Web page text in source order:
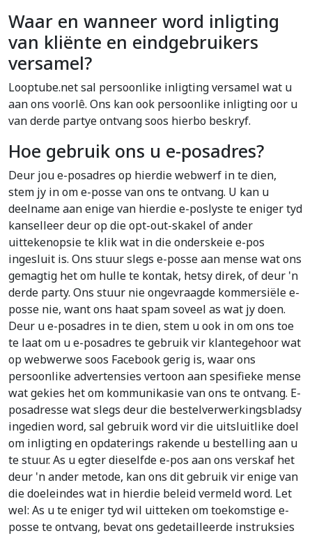
Waar en wanneer word inligting
van kliënte en eindgebruikers
versamel?
Looptube.net sal persoonlike inligting versamel wat u
aan ons voorlê. Ons kan ook persoonlike inligting oor u
van derde partye ontvang soos hierbo beskryf.
Hoe gebruik ons u e-posadres?
Deur jou e-posadres op hierdie webwerf in te dien,
stem jy in om e-posse van ons te ontvang. U kan u
deelname aan enige van hierdie e-poslyste te eniger tyd
kanselleer deur op die opt-out-skakel of ander
uittekenopsie te klik wat in die onderskeie e-pos
ingesluit is. Ons stuur slegs e-posse aan mense wat ons
gemagtig het om hulle te kontak, hetsy direk, of deur 'n
derde party. Ons stuur nie ongevraagde kommersiële e-
posse nie, want ons haat spam soveel as wat jy doen.
Deur u e-posadres in te dien, stem u ook in om ons toe
te laat om u e-posadres te gebruik vir klantegehoor wat
op webwerwe soos Facebook gerig is, waar ons
persoonlike advertensies vertoon aan spesifieke mense
wat gekies het om kommunikasie van ons te ontvang. E-
posadresse wat slegs deur die bestelverwerkingsbladsy
ingedien word, sal gebruik word vir die uitsluitlike doel
om inligting en opdaterings rakende u bestelling aan u
te stuur. As u egter dieselfde e-pos aan ons verskaf het
deur 'n ander metode, kan ons dit gebruik vir enige van
die doeleindes wat in hierdie beleid vermeld word. Let
wel: As u te eniger tyd wil uitteken om toekomstige e-
posse te ontvang, bevat ons gedetailleerde instruksies